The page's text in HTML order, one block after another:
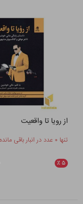
از رویا تا واقعیت
تنها ۰ عدد در انبار باقی مانده
۵ ٪